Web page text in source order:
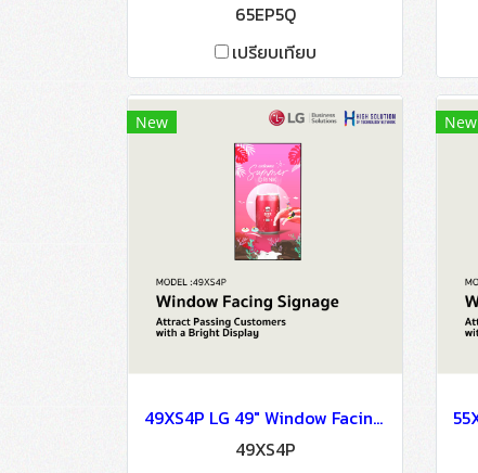
65EP5Q
เปรียบเทียบ
New
49XS4P LG 49" Window Facing Signage OLED Signage Information Display(copy)(copy)
49XS4P
New